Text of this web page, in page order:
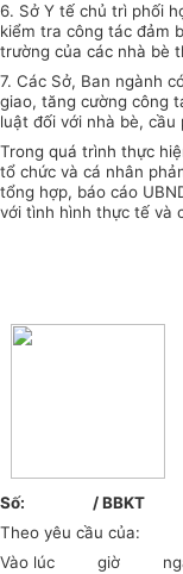
6. Sở Y tế chủ trì phối
kiểm tra công tác đảm
trường của các nhà bè
7. Các Sở, Ban ngành
giao, tăng cường công
luật đối với nhà bè,
Trong quá trình thực
tổ chức và cá nhân
tổng hợp, báo cáo
với tình hình thực tế và
Số: / BBKT
Theo yêu cầu của:
Vào lúc giờ